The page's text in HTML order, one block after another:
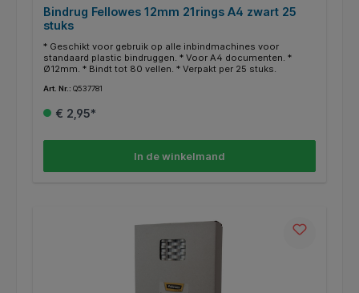
Bindrug Fellowes 12mm 21rings A4 zwart 25
stuks
* Geschikt voor gebruik op alle inbindmachines voor
standaard plastic bindruggen. * Voor A4 documenten. *
Ø12mm. * Bindt tot 80 vellen. * Verpakt per 25 stuks.
Art. Nr.: Q537781
€ 2,95*
In de winkelmand